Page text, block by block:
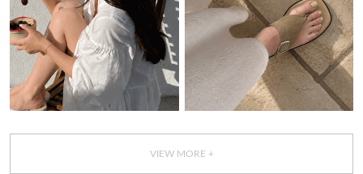
VIEW MORE +